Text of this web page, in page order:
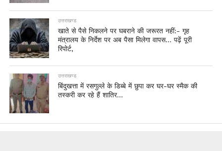
उत्तराखण्ड
खाते से पैसे निकलने पर घबराने की जरूरत नहीं:- गृह
मंत्रालय के निर्देश पर अब पैसा मिलेगा वापस… पढ़ें पूरी
रिपोर्ट,
उत्तराखण्ड
बिंदुखत्ता में रसगुल्ले के डिब्बे में छुपा कर घर-घर स्मैक की
तस्करी कर रहे हैं शातिर…